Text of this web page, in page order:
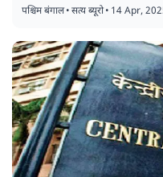
पश्चिम बंगाल•सत्य ब्यूरो• 14 Apr,